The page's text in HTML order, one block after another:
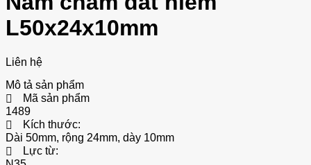
L50x24x10mm
Liên hệ
Mô tả sản phẩm
Mã sản phẩm
1489
Kích thước:
Dài 50mm, rộng 24mm, dày 10mm
Lực từ: